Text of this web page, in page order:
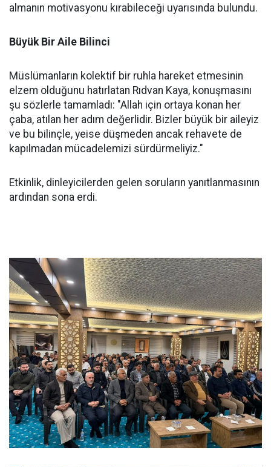
almanın motivasyonu kırabileceği uyarısında bulundu.
Büyük Bir Aile Bilinci
Müslümanların kolektif bir ruhla hareket etmesinin
elzem olduğunu hatırlatan Rıdvan Kaya, konuşmasını
şu sözlerle tamamladı: "Allah için ortaya konan her
çaba, atılan her adım değerlidir. Bizler büyük bir aileyiz
ve bu bilinçle, yeise düşmeden ancak rehavete de
kapılmadan mücadelemizi sürdürmeliyiz."
Etkinlik, dinleyicilerden gelen soruların yanıtlanmasının
ardından sona erdi.